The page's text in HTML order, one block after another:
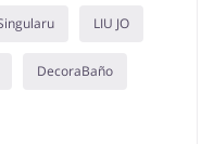
LIU JO
DecoraBaño